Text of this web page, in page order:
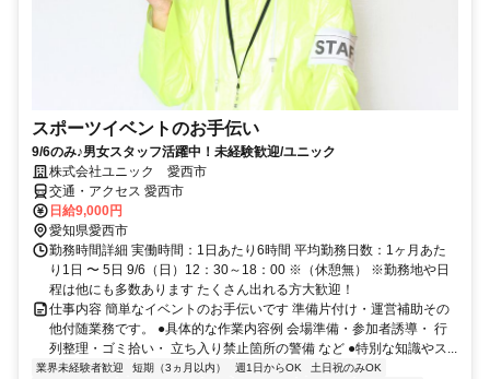
スポーツイベントのお手伝い
9/6のみ♪男女スタッフ活躍中！未経験歓迎/ユニック
株式会社ユニック 愛西市
交通・アクセス 愛西市
日給9,000円
愛知県愛西市
勤務時間詳細 実働時間：1日あたり6時間 平均勤務日数：1ヶ月あた
り1日 〜 5日 9/6（日）12：30～18：00 ※（休憩無） ※勤務地や日
程は他にも多数あります たくさん出れる方大歓迎！
仕事内容 簡単なイベントのお手伝いです 準備片付け・運営補助その
他付随業務です。 ●具体的な作業内容例 会場準備・参加者誘導・ 行
列整理・ゴミ拾い・ 立ち入り禁止箇所の警備 など ●特別な知識やス...
業界未経験者歓迎 短期（3ヵ月以内） 週1日からOK
土日祝のみOK